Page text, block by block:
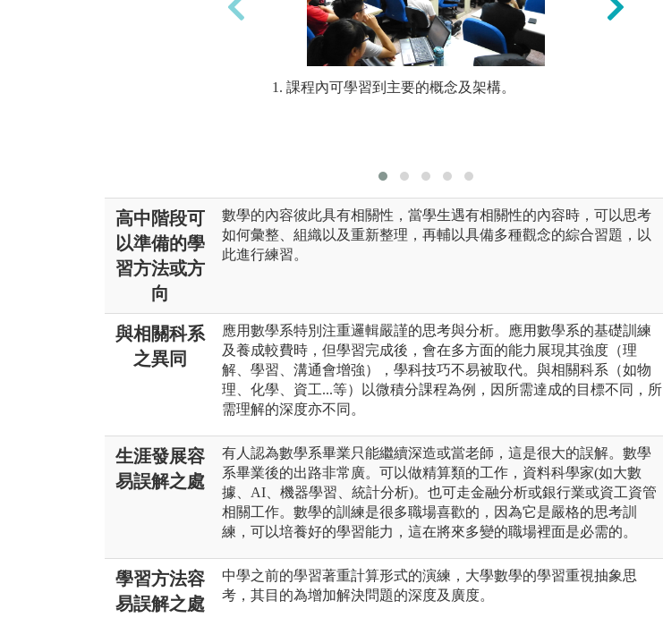
1. 課程內可學習到主要的概念及架構。
高中階段可
以準備的學
習方法或方
向
數學的內容彼此具有相關性，當學生遇有相關性的內容時，可以思考
如何彙整、組織以及重新整理，再輔以具備多種觀念的綜合習題，以
此進行練習。
與相關科系
之異同
應用數學系特別注重邏輯嚴謹的思考與分析。應用數學系的基礎訓練
及養成較費時，但學習完成後，會在多方面的能力展現其強度（理
解、學習、溝通會增強），學科技巧不易被取代。與相關科系（如物
理、化學、資工...等）以微積分課程為例，因所需達成的目標不同，所
需理解的深度亦不同。
生涯發展容
易誤解之處
有人認為數學系畢業只能繼續深造或當老師，這是很大的誤解。數學
系畢業後的出路非常廣。可以做精算類的工作，資料科學家(如大數
據、AI、機器學習、統計分析)。也可走金融分析或銀行業或資工資管
相關工作。數學的訓練是很多職場喜歡的，因為它是嚴格的思考訓
練，可以培養好的學習能力，這在將來多變的職場裡面是必需的。
學習方法容
易誤解之處
中學之前的學習著重計算形式的演練，大學數學的學習重視抽象思
考，其目的為增加解決問題的深度及廣度。